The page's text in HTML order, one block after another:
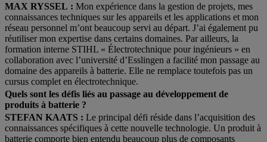
MAX RYSSEL : Mon expérience dans la gestion de projets, mes
connaissances techniques sur les appareils et les applications et mon
réseau personnel m’ont beaucoup servi au départ. J’ai également pu
réutiliser mon expertise dans certains domaines. Par ailleurs, la
formation interne STIHL « Électrotechnique pour ingénieurs » en
collaboration avec l’université d’Esslingen a facilité mon passage au
domaine des appareils à batterie. Elle ne remplace toutefois pas un
cursus complet en électrotechnique.
Quels sont les défis liés au passage au développement de
produits à batterie ?
STEFAN KAATS : Le principal défi réside dans l’acquisition des
connaissances spécifiques à cette nouvelle technologie. Un produit à
batterie comporte bien entendu beaucoup plus de composants